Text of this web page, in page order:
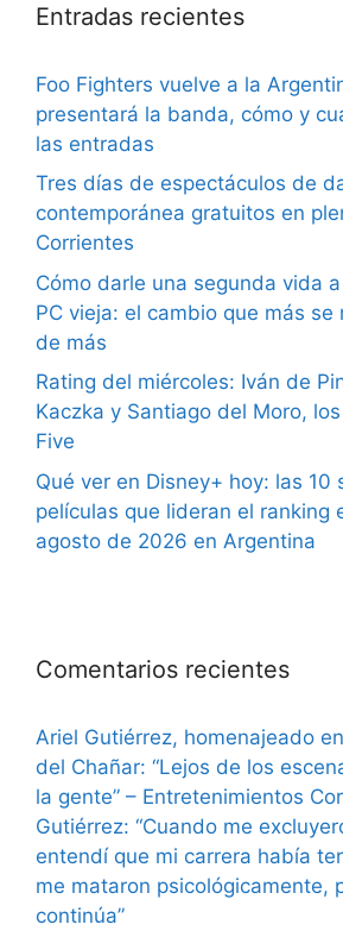
Entradas recientes
Foo Fighters vuelve a la
presentará la banda, cómo y
las entradas
Tres días de espectáculos de
contemporánea gratuitos en
Corrientes
Cómo darle una segunda vida
PC vieja: el cambio que más
de más
Rating del miércoles: Iván de
Kaczka y Santiago del Moro,
Five
Qué ver en Disney+ hoy: las 10
películas que lideran el ranking
agosto de 2026 en Argentina
Comentarios recientes
Ariel Gutiérrez, homenajeado
del Chañar: “Lejos de los
la gente” – Entretenimientos
Gutiérrez: “Cuando me
entendí que mi carrera había
me mataron psicológicamente,
continúa”